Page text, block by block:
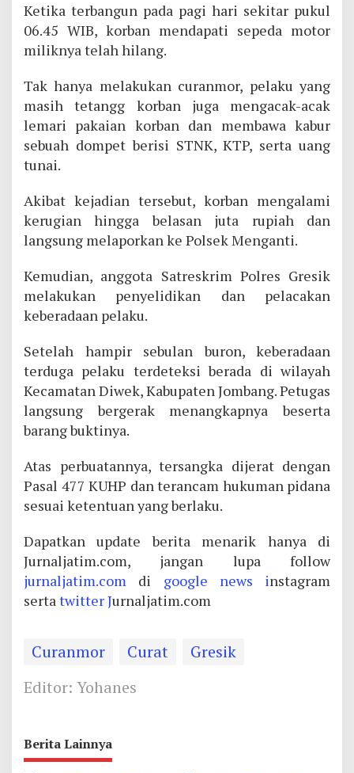
Ketika terbangun pada pagi hari sekitar pukul
06.45 WIB, korban mendapati sepeda motor
miliknya telah hilang.
Tak hanya melakukan curanmor, pelaku yang
masih tetangg korban juga mengacak-acak
lemari pakaian korban dan membawa kabur
sebuah dompet berisi STNK, KTP, serta uang
tunai.
Akibat kejadian tersebut, korban mengalami
kerugian hingga belasan juta rupiah dan
langsung melaporkan ke Polsek Menganti.
Kemudian, anggota Satreskrim Polres Gresik
melakukan penyelidikan dan pelacakan
keberadaan pelaku.
Setelah hampir sebulan buron, keberadaan
terduga pelaku terdeteksi berada di wilayah
Kecamatan Diwek, Kabupaten Jombang. Petugas
langsung bergerak menangkapnya beserta
barang buktinya.
Atas perbuatannya, tersangka dijerat dengan
Pasal 477 KUHP dan terancam hukuman pidana
sesuai ketentuan yang berlaku.
Dapatkan update berita menarik hanya di
Jurnaljatim.com, jangan lupa follow
jurnaljatim.com di google news instagram
sertatwitter Jurnaljatim.com
Curanmor Curat
Gresik
Editor: Yohanes
Berita Lainnya